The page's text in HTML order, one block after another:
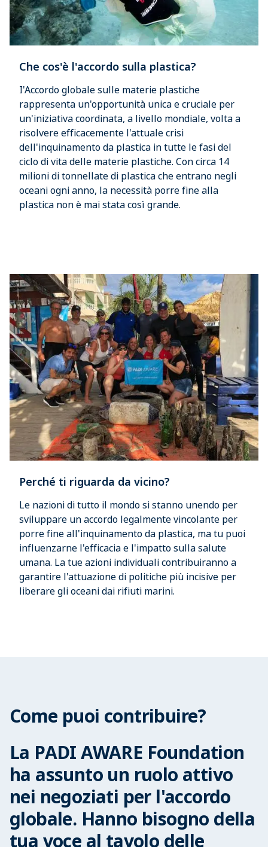
Che cos'è l'accordo sulla plastica?
I'Accordo globale sulle materie plastiche
rappresenta un'opportunità unica e cruciale per
un'iniziativa coordinata, a livello mondiale, volta a
risolvere efficacemente l'attuale crisi
dell'inquinamento da plastica in tutte le fasi del
ciclo di vita delle materie plastiche. Con circa 14
milioni di tonnellate di plastica che entrano negli
oceani ogni anno, la necessità porre fine alla
plastica non è mai stata così grande.
Perché ti riguarda da vicino?
Le nazioni di tutto il mondo si stanno unendo per
sviluppare un accordo legalmente vincolante per
porre fine all'inquinamento da plastica, ma tu puoi
influenzarne l'efficacia e l'impatto sulla salute
umana. La tue azioni individuali contribuiranno a
garantire l'attuazione di politiche più incisive per
liberare gli oceani dai rifiuti marini.
Come puoi contribuire?
La PADI AWARE Foundation
ha assunto un ruolo attivo
nei negoziati per l'accordo
globale. Hanno bisogno della
tua voce al tavolo delle